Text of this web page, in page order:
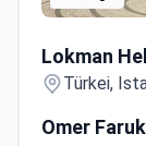
Lokman
Türkei,
Omer